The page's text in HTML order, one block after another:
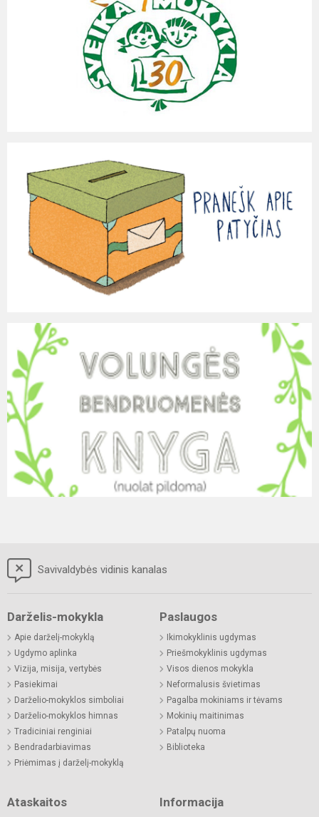
Savivaldybės vidinis kanalas
Darželis-mokykla
Apie darželį-mokyklą
Ugdymo aplinka
Vizija, misija, vertybės
Pasiekimai
Darželio-mokyklos simboliai
Darželio-mokyklos himnas
Tradiciniai renginiai
Bendradarbiavimas
Priėmimas į darželį-mokyklą
Paslaugos
Ikimokyklinis ugdymas
Priešmokyklinis ugdymas
Visos dienos mokykla
Neformalusis švietimas
Pagalba mokiniams ir tėvams
Mokinių maitinimas
Patalpų nuoma
Biblioteka
Ataskaitos Informacija